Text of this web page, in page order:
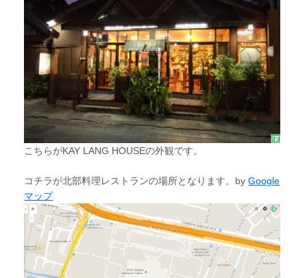
こちらがKAY LANG HOUSEの外観です。
コチラが北部料理レストランの場所となります。byGoogle
マップ